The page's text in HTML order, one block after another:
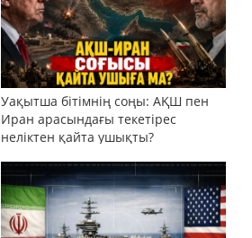
Уақытша бітімнің соңы: АҚШ пен
Иран арасындағы текетірес
неліктен қайта ушықты?